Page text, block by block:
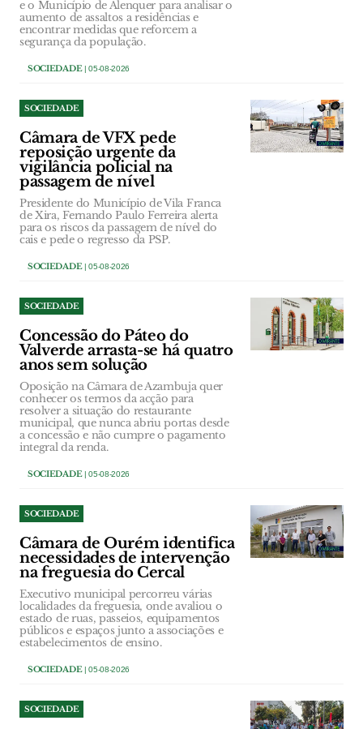
e o Município de Alenquer para analisar o
aumento de assaltos a residências e
encontrar medidas que reforcem a
segurança da população.
SOCIEDADE| 05-08-2026
SOCIEDADE
Câmara de VFX pede
reposição urgente da
vigilância policial na
passagem de nível
Presidente do Município de Vila Franca
de Xira, Fernando Paulo Ferreira alerta
para os riscos da passagem de nível do
cais e pede o regresso da PSP.
SOCIEDADE| 05-08-2026
SOCIEDADE
Concessão do Páteo do
Valverde arrasta-se há quatro
anos sem solução
Oposição na Câmara de Azambuja quer
conhecer os termos da acção para
resolver a situação do restaurante
municipal, que nunca abriu portas desde
a concessão e não cumpre o pagamento
integral da renda.
SOCIEDADE| 05-08-2026
SOCIEDADE
Câmara de Ourém identifica
necessidades de intervenção
na freguesia do Cercal
Executivo municipal percorreu várias
localidades da freguesia, onde avaliou o
estado de ruas, passeios, equipamentos
públicos e espaços junto a associações e
estabelecimentos de ensino.
SOCIEDADE| 05-08-2026
SOCIEDADE